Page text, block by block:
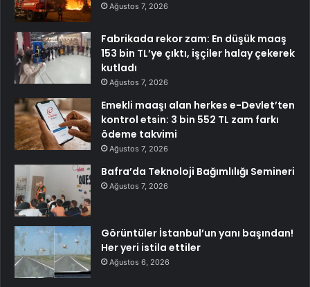
Ağustos 7, 2026
Fabrikada rekor zam: En düşük maaş
153 bin TL’ye çıktı, işçiler halay çekerek
kutladı
Ağustos 7, 2026
Emekli maaşı alan herkes e-Devlet’ten
kontrol etsin: 3 bin 552 TL zam farkı
ödeme takvimi
Ağustos 7, 2026
Bafra’da Teknoloji Bağımlılığı Semineri
Ağustos 7, 2026
Görüntüler İstanbul’un yanı başından!
Her yeri istila ettiler
Ağustos 6, 2026